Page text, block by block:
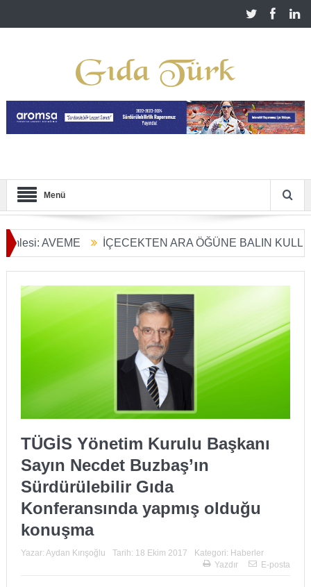
Menü
İÇECEKTEN ARA ÖĞÜNE BALIN KULLANIM
Başladı
TÜGİS Yönetim Kurulu Başkanı
Sayın Necdet Buzbaş’ın
Sürdürülebilir Gıda
Konferansında yapmış olduğu
konuşma
Yazar: Aydan Kırışoğlu Tarih: 18 Ekim 2017 Kategori: Haberler
Yazdır
E-posta